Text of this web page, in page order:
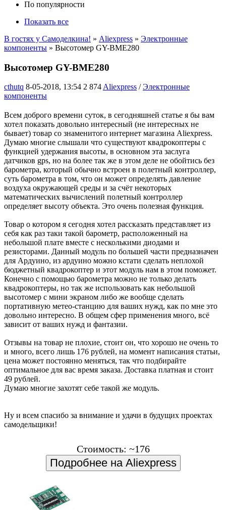
По популярности
Показать все
В гостях у Самоделкина! » Aliexpress » Электронные
компоненты » Высотомер GY-BME280
Высотомер GY-BME280
cthutq 8-05-2018, 13:54 2 874Aliexpress /Электронные
компоненты
Всем доброго времени суток, в сегодняшней статье я бы вам
хотел показать довольно интересный (не интересных не
бывает) товар со знаменитого интернет магазина Aliexpress.
Думаю многие слышали что существуют квадрокоптеры с
функцией удержания высоты, в основном эта заслуга
датчиков gps, но на более так же в этом деле не обойтись без
барометра, который обычно встроен в полетный контроллер,
суть барометра в том, что он может определять давление
воздуха окружающей среды и за счёт некоторых
математических вычислений полетный контроллер
определяет высоту объекта. Это очень полезная функция.
Товар о котором я сегодня хотел рассказать представляет из
себя как раз таки такой барометр, расположенный на
небольшой плате вместе с несколькими диодами и
резисторами. Данный модуль по большей части предназначен
для Ардуино, из ардуино можно кстати сделать неплохой
бюджетный квадрокоптер и этот модуль нам в этом поможет.
Конечно с помощью барометра можно не только делать
квадрокоптеры, но так же использовать как небольшой
высотомер с мини экраном либо же вообще сделать
портативную метео-станцию для ваших нужд, как по мне это
довольно интересно. В общем сфер применения много, всё
зависит от ваших нужд и фантазии.
Отзывы на товар не плохие, стоит он, что хорошо не очень то
и много, всего лишь 176 рублей, на момент написания статьи,
цена может постоянно меняться, так что подбирайте
оптимальное для вас время заказа. Доставка платная и стоит
49 рублей.
Думаю многие захотят себе такой же модуль.
Ну и всем спасибо за внимание и удачи в будущих проектах
самодельщики!
Стоимость: ~176
Подробнее на Aliexpress